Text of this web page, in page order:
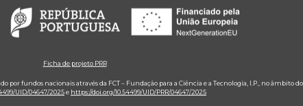
Ficha de projeto PRR
fundos nacionais através da FCT – Fundação para a Ciência e a Tecnologia, I.P., no âmbito
UID/04647/2025e https://doi.org/10.54499/UID/PRR/04647/2025